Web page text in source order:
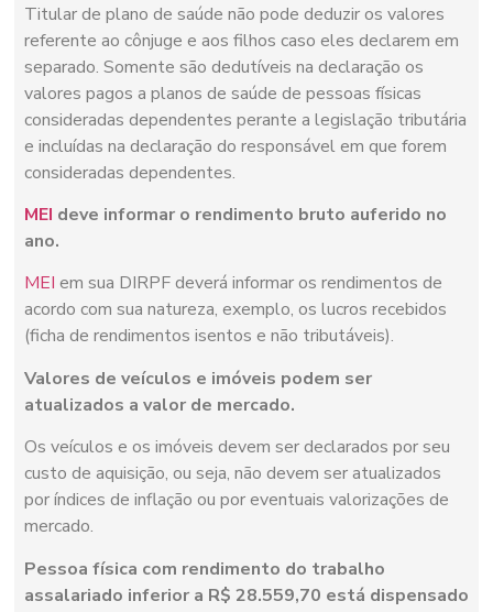
Titular de plano de saúde não pode deduzir os valores
referente ao cônjuge e aos filhos caso eles declarem em
separado. Somente são dedutíveis na declaração os
valores pagos a planos de saúde de pessoas físicas
consideradas dependentes perante a legislação tributária
e incluídas na declaração do responsável em que forem
consideradas dependentes.
MEI deve informar o rendimento bruto auferido no
ano.
MEI em sua DIRPF deverá informar os rendimentos de
acordo com sua natureza, exemplo, os lucros recebidos
(ficha de rendimentos isentos e não tributáveis).
Valores de veículos e imóveis podem ser
atualizados a valor de mercado.
Os veículos e os imóveis devem ser declarados por seu
custo de aquisição, ou seja, não devem ser atualizados
por índices de inflação ou por eventuais valorizações de
mercado.
Pessoa física com rendimento do trabalho
assalariado inferior a R$ 28.559,70 está dispensado